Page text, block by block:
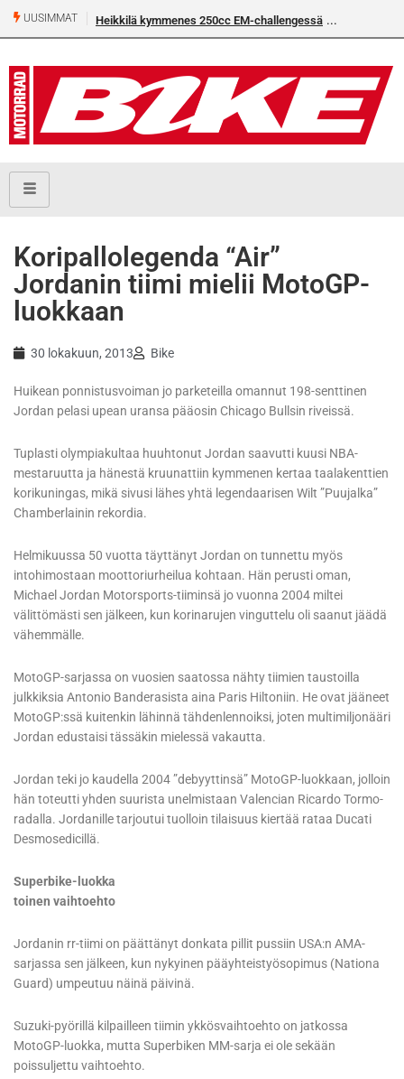
UUSIMMAT Heikkilä kymmenes 250cc EM-challengessä
Koripallolegenda “Air”
Jordanin tiimi mielii MotoGP-
luokkaan
30 lokakuun, 2013 Bike
Huikean ponnistusvoiman jo parketeilla omannut 198-senttinen
Jordan pelasi upean uransa pääosin Chicago Bullsin riveissä.
Tuplasti olympiakultaa huuhtonut Jordan saavutti kuusi NBA-
mestaruutta ja hänestä kruunattiin kymmenen kertaa taalakenttien
korikuningas, mikä sivusi lähes yhtä legendaarisen Wilt ”Puujalka”
Chamberlainin rekordia.
Helmikuussa 50 vuotta täyttänyt Jordan on tunnettu myös
intohimostaan moottoriurheilua kohtaan. Hän perusti oman,
Michael Jordan Motorsports-tiiminsä jo vuonna 2004 miltei
välittömästi sen jälkeen, kun korinarujen vinguttelu oli saanut jäädä
vähemmälle.
MotoGP-sarjassa on vuosien saatossa nähty tiimien taustoilla
julkkiksia Antonio Banderasista aina Paris Hiltoniin. He ovat jääneet
MotoGP:ssä kuitenkin lähinnä tähdenlennoiksi, joten multimiljonääri
Jordan edustaisi tässäkin mielessä vakautta.
Jordan teki jo kaudella 2004 ”debyyttinsä” MotoGP-luokkaan, jolloin
hän toteutti yhden suurista unelmistaan Valencian Ricardo Tormo-
radalla. Jordanille tarjoutui tuolloin tilaisuus kiertää rataa Ducati
Desmosedicillä.
Superbike-luokka
toinen vaihtoehto
Jordanin rr-tiimi on päättänyt donkata pillit pussiin USA:n AMA-
sarjassa sen jälkeen, kun nykyinen pääyhteistyösopimus (Nationa
Guard) umpeutuu näinä päivinä.
Suzuki-pyörillä kilpailleen tiimin ykkösvaihtoehto on jatkossa
MotoGP-luokka, mutta Superbiken MM-sarja ei ole sekään
poissuljettu vaihtoehto.